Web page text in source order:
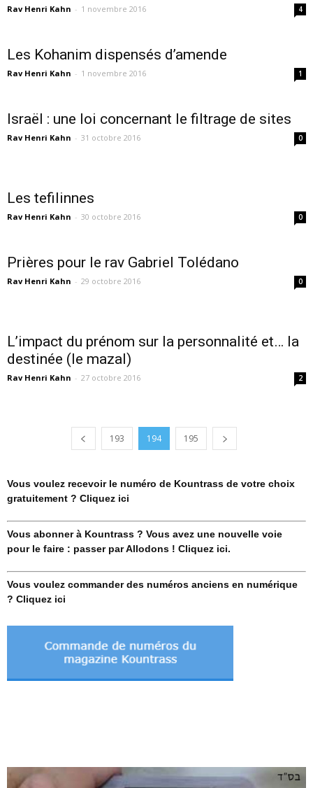
Rav Henri Kahn - 1 novembre 2016 4
Les Kohanim dispensés d’amende
Rav Henri Kahn - 1 novembre 2016 1
Israël : une loi concernant le filtrage de sites
Rav Henri Kahn - 31 octobre 2016 0
Les tefilinnes
Rav Henri Kahn - 30 octobre 2016 0
Prières pour le rav Gabriel Tolédano
Rav Henri Kahn - 29 octobre 2016 0
L’impact du prénom sur la personnalité et… la
destinée (le mazal)
Rav Henri Kahn - 27 octobre 2016 2
193 194 195
Vous voulez recevoir le numéro de Kountrass de votre choix
gratuitement ? Cliquez ici
Vous abonner à Kountrass ? Vous avez une nouvelle voie
pour le faire : passer par Allodons ! Cliquez ici.
Vous voulez commander des numéros anciens en numérique
? Cliquez ici